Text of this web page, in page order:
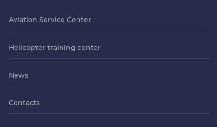
Aviation Service Center
Helicopter training center
News
Contacts